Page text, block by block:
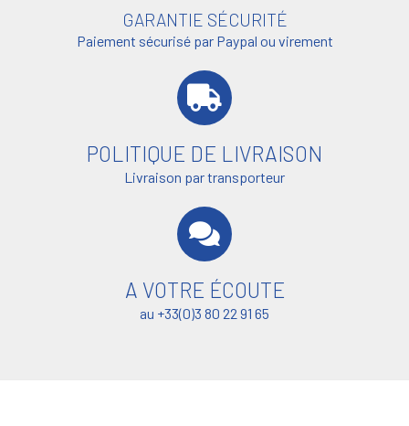
GARANTIE SÉCURITÉ
Paiement sécurisé par Paypal ou virement
POLITIQUE DE LIVRAISON
Livraison par transporteur
A VOTRE ÉCOUTE
au +33(0)3 80 22 91 65